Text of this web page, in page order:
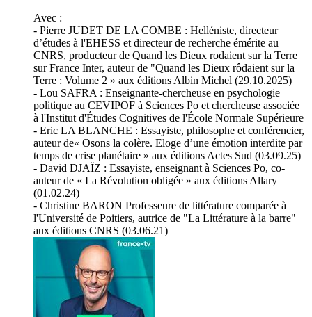
Avec :
- Pierre JUDET DE LA COMBE : Helléniste, directeur
d’études à l'EHESS et directeur de recherche émérite au
CNRS, producteur de Quand les Dieux rodaient sur la Terre
sur France Inter, auteur de "Quand les Dieux rôdaient sur la
Terre : Volume 2 » aux éditions Albin Michel (29.10.2025)
- Lou SAFRA : Enseignante-chercheuse en psychologie
politique au CEVIPOF à Sciences Po et chercheuse associée
à l'Institut d'Études Cognitives de l'École Normale Supérieure
- Eric LA BLANCHE : Essayiste, philosophe et conférencier,
auteur de« Osons la colère. Eloge d’une émotion interdite par
temps de crise planétaire » aux éditions Actes Sud (03.09.25)
- David DJAÏZ : Essayiste, enseignant à Sciences Po, co-
auteur de « La Révolution obligée » aux éditions Allary
(01.02.24)
- Christine BARON Professeure de littérature comparée à
l'Université de Poitiers, autrice de "La Littérature à la barre"
aux éditions CNRS (03.06.21)